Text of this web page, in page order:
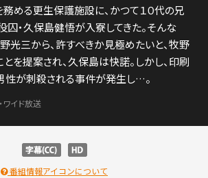
める更生保護施設に、かつて１０代の兄
囚・久保島健悟が入寮してきた。そんな
光三から、許すべきか見極めたいと、牧野
を提案され、久保島は快諾。しかし、印刷
性が刺殺される事件が発生し…。
ワイド放送
番組情報アイコンについて